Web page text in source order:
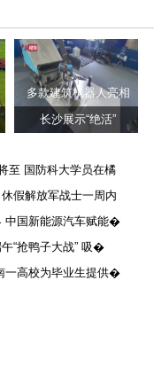
多款建筑机器人亮相
长沙展示“绝活”
至 国防科大学员在橘
假解放军战士一周内
中国新能源汽车赋能�
“抢鸭子大战” 吸�
一高校为毕业生提供�